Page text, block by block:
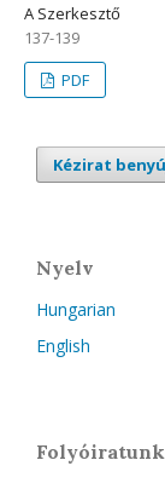
A Szerkesztő
137-139
PDF
Kézirat
Nyelv
Hungarian
English